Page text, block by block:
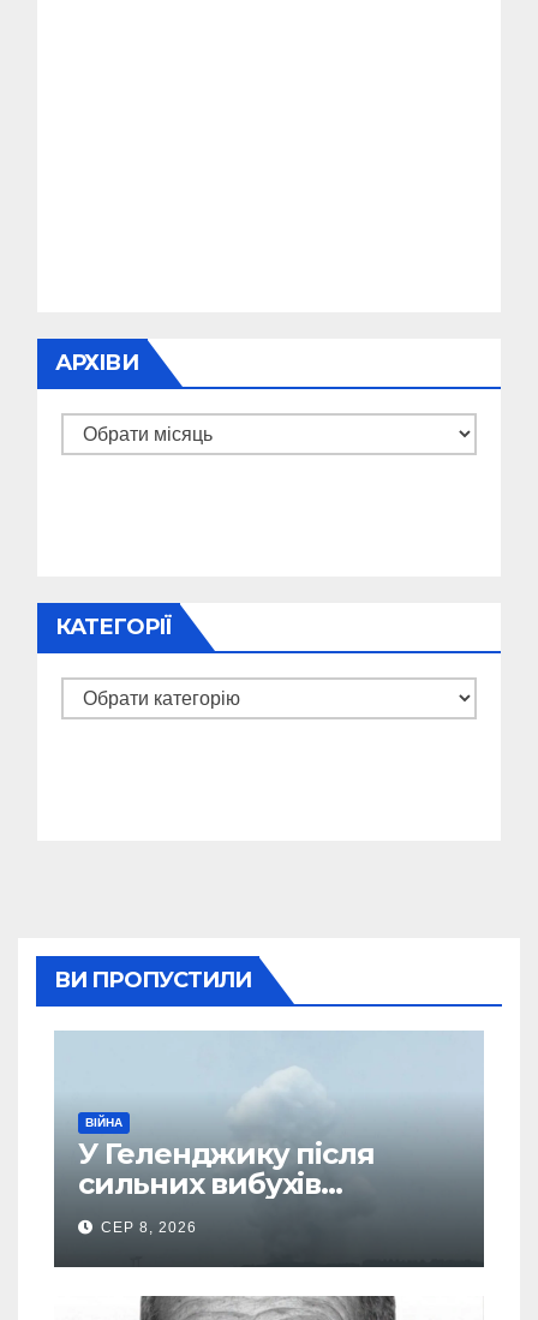
АРХІВИ
Архіви
КАТЕГОРІЇ
Категорії
ВИ ПРОПУСТИЛИ
ВІЙНА
У Геленджику після
сильних вибухів
почалася масова
евакуація
СЕР 8, 2026